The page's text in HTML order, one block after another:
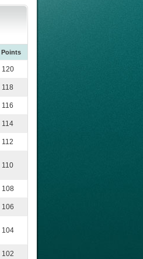
Points
120
118
116
114
112
110
108
106
104
102